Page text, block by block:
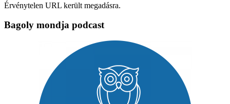
Érvénytelen URL került megadásra.
Bagoly mondja podcast